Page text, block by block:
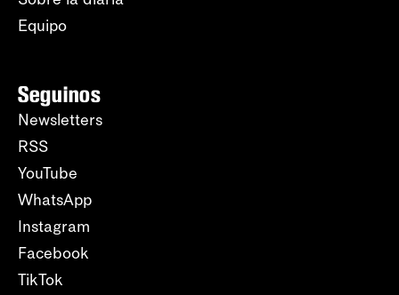
Equipo
Seguinos
Newsletters
RSS
YouTube
WhatsApp
Instagram
Facebook
TikTok